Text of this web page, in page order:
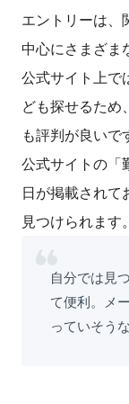
エントリーは、
中心にさまざま
公式サイト上で
ども探せるため
も評判が良いで
公式サイトの「
日が掲載されて
見つけられます。
自分では見
て便利。メ
っていそう